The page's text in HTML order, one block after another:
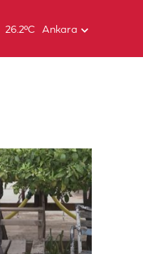
26.2ºC Ankara